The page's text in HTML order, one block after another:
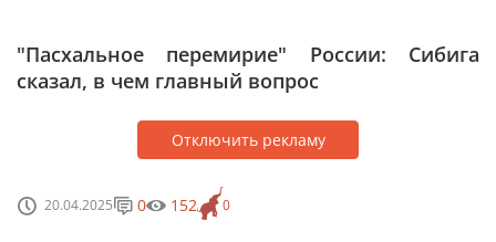
"Пасхальное перемирие" России: Сибига
сказал, в чем главный вопрос
Отключить рекламу
20.04.2025 0
0 152